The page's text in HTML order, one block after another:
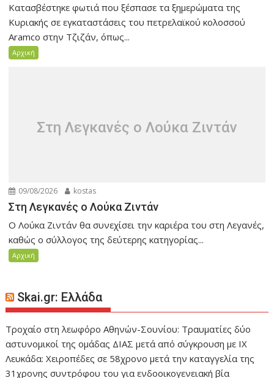
Κατασβέστηκε φωτιά που ξέσπασε τα ξημερώματα της
Κυριακής σε εγκαταστάσεις του πετρελαϊκού κολοσσού
Aramco στην Τζιζάν, όπως...
Αρχική
Στη Λεγκανές ο Λούκα Ζιντάν
09/08/2026 kostas
Στη Λεγκανές ο Λούκα Ζιντάν
Ο Λούκα Ζιντάν θα συνεχίσει την καριέρα του στη Λεγανές,
καθώς ο σύλλογος της δεύτερης κατηγορίας...
Αρχική
Skai.gr: Ελλάδα
Τροχαίο στη λεωφόρο Αθηνών-Σουνίου: Τραυματίες δύο
αστυνομικοί της ομάδας ΔΙΑΣ μετά από σύγκρουση με ΙΧ
Λευκάδα: Χειροπέδες σε 58χρονο μετά την καταγγελία της
31χρονης συντρόφου του για ενδοοικογενειακή βία